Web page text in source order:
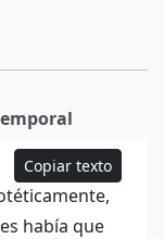
Copiar texto
había que